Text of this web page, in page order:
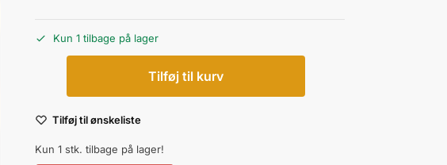
Kun 1 tilbage på lager
Tilføj til kurv
Tilføj til ønskeliste
Kun 1 stk. tilbage på lager!